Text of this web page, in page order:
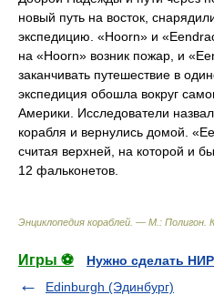
новый путь на восток,
экспедицию. «Hoorn» и
на «Hoorn» возник пожар, и
заканчивать путешествие в
экспедиция обошла вокруг
Америки. Исследователи
корабля и вернулись домой.
считая верхней, на которой и
12 фальконетов.
Энциклопедия кораблей. — М.: Полигон
Игры ⚽
Нужно сделать
Edinburgh (Эдинбург)